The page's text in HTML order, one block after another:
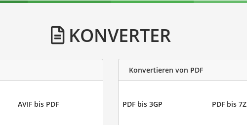
KONVERTER
AVIF bis PDF
Konvertieren von PDF
PDF bis 3GP PDF bis 7Z